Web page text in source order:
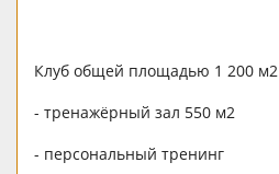
Клуб общей площадью 1 200 м2
- тренажёрный зал 550 м2
- персональный тренинг